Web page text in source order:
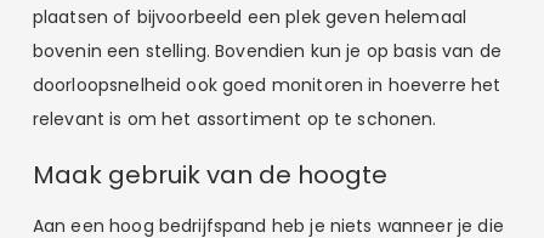
plaatsen of bijvoorbeeld een plek geven helemaal
bovenin een stelling. Bovendien kun je op basis van de
doorloopsnelheid ook goed monitoren in hoeverre het
relevant is om het assortiment op te schonen.
Maak gebruik van de hoogte
Aan een hoog bedrijfspand heb je niets wanneer je die